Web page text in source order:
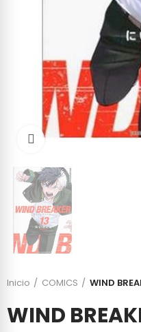
Click to enlarge
Inicio COMICS WIND
WIND